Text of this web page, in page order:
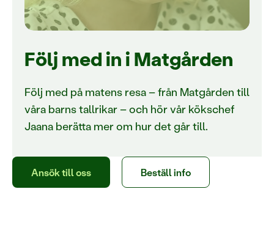
Följ med in i Matgården
Följ med på matens resa – från Matgården till
våra barns tallrikar – och hör vår kökschef
Jaana berätta mer om hur det går till.
Ansök till oss Beställ info